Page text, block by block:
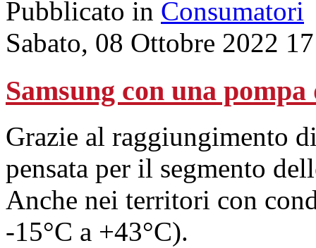
Pubblicato in Consumatori
Sabato, 08 Ottobre 2022
Samsung con una
Grazie al raggiungimento
pensata per il segmento
Anche nei territori con
-15°C a +43°C).